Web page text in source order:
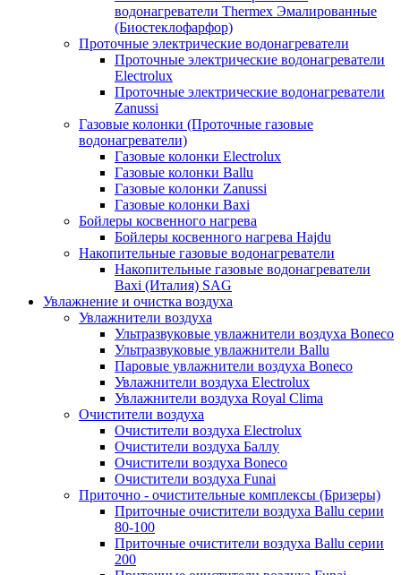
водонагреватели Thermex Эмалированные
(Биостеклофарфор)
Проточные электрические водонагреватели
Проточные электрические водонагреватели
Electrolux
Проточные электрические водонагреватели
Zanussi
Газовые колонки (Проточные газовые
водонагреватели)
Газовые колонки Electrolux
Газовые колонки Ballu
Газовые колонки Zanussi
Газовые колонки Baxi
Бойлеры косвенного нагрева
Бойлеры косвенного нагрева Hajdu
Накопительные газовые водонагреватели
Накопительные газовые водонагреватели
Baxi (Италия) SAG
Увлажнение и очистка воздуха
Увлажнители воздуха
Ультразвуковые увлажнители воздуха Boneco
Ультразвуковые увлажнители Ballu
Паровые увлажнители воздуха Boneco
Увлажнители воздуха Electrolux
Увлажнители воздуха Royal Clima
Очистители воздуха
Очистители воздуха Electrolux
Очистители воздуха Баллу
Очистители воздуха Boneco
Очистители воздуха Funai
Приточно - очистительные комплексы (Бризеры)
Приточные очистители воздуха Ballu серии
80-100
Приточные очистители воздуха Ballu серии
200